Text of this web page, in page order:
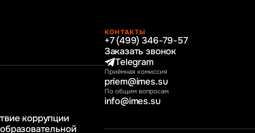
коррупции
КОНТАКТЫ
+7 (499) 346-79-57
Заказать звонок
Telegram
Приёмная комиссия
priem@imes.su
По общим вопросам
info@imes.su